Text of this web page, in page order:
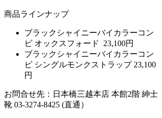
商品ラインナップ
ブラックシャイニーバイカラーコン
ビ オックスフォード 23,100円
ブラックシャイニーバイカラーコン
ビ シングルモンクストラップ 23,100
円
お問合せ先：日本橋三越本店 本館2階 紳士
靴 03-3274-8425 (直通）